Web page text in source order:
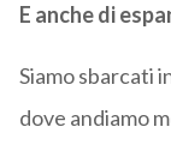
E anche di
Siamo sbarcati
dove andiamo